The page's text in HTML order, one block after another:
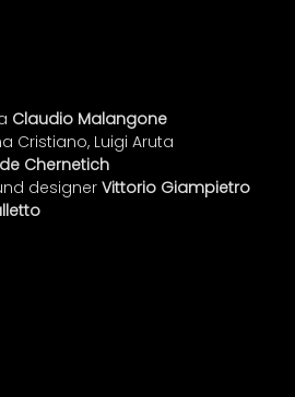
Claudio Malangone
Cristiano, Luigi Aruta
Chernetich
designer Vittorio Giampietro